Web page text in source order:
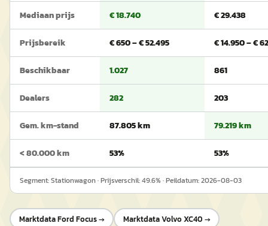
Mediaan prijs € 18.740 € 29.438
Prijsbereik € 650 – € 52.495 € 14.950 – €
Beschikbaar 1.027 861
Dealers 282 203
Gem. km-stand 87.805 km 79.219 km
< 80.000 km 53% 53%
Segment:Stationwagon· Prijsverschil:49.6% · Peildatum:2026-08-03
MarktdataFord Focus→ MarktdataVolvo XC40 →